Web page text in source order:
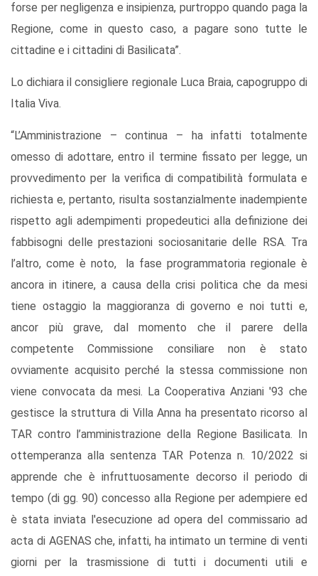
forse per negligenza e insipienza, purtroppo quando paga la
Regione, come in questo caso, a pagare sono tutte le
cittadine e i cittadini di Basilicata”.
Lo dichiara il consigliere regionale Luca Braia, capogruppo di
Italia Viva.
“L’Amministrazione – continua – ha infatti totalmente
omesso di adottare, entro il termine fissato per legge, un
provvedimento per la verifica di compatibilità formulata e
richiesta e, pertanto, risulta sostanzialmente inadempiente
rispetto agli adempimenti propedeutici alla definizione dei
fabbisogni delle prestazioni sociosanitarie delle RSA. Tra
l’altro, come è noto, la fase programmatoria regionale è
ancora in itinere, a causa della crisi politica che da mesi
tiene ostaggio la maggioranza di governo e noi tutti e,
ancor più grave, dal momento che il parere della
competente Commissione consiliare non è stato
ovviamente acquisito perché la stessa commissione non
viene convocata da mesi. La Cooperativa Anziani '93 che
gestisce la struttura di Villa Anna ha presentato ricorso al
TAR contro l’amministrazione della Regione Basilicata. In
ottemperanza alla sentenza TAR Potenza n. 10/2022 si
apprende che è infruttuosamente decorso il periodo di
tempo (di gg. 90) concesso alla Regione per adempiere ed
è stata inviata l'esecuzione ad opera del commissario ad
acta di AGENAS che, infatti, ha intimato un termine di venti
giorni per la trasmissione di tutti i documenti utili e